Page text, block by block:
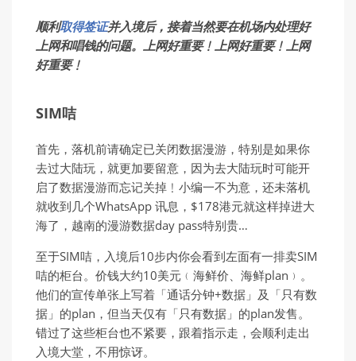
顺利取得签证并入境后，接着当然要在机场内处理好
上网和唱钱的问题。上网好重要﹗上网好重要﹗上网
好重要﹗
SIM咭
首先，落机前请确定已关闭数据漫游，特别是如果你
去过大陆玩，就更加要留意，因为去大陆玩时可能开
启了数据漫游而忘记关掉﹗小编一不为意，还未落机
就收到几个WhatsApp 讯息，$178港元就这样掉进大
海了，越南的漫游数据day pass特别贵…
至于SIM咭，入境后10步内你会看到左面有一排卖SIM
咭的柜台。价钱大约10美元﹙海鲜价、海鲜plan﹚。
他们的宣传单张上写着「通话分钟+数据」及「只有数
据」的plan，但当天仅有「只有数据」的plan发售。
错过了这些柜台也不紧要，跟着指示走，会顺利走出
入境大堂，不用惊讶。